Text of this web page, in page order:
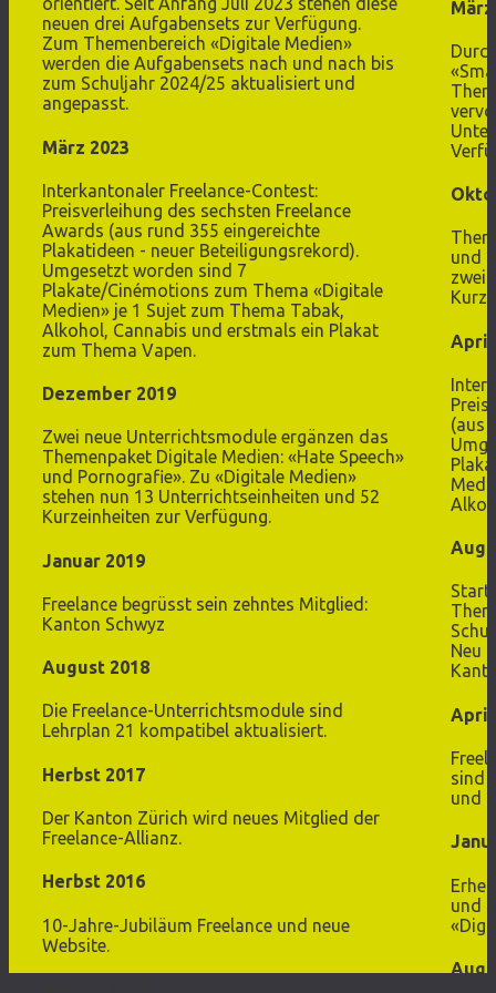
neuen drei Aufgabensets zur Verfügung.
Zum Themenbereich «Digitale Medien»
werden die Aufgabensets nach und nach bis
zum Schuljahr 2024/25 aktualisiert und
angepasst.
März 2023
Interkantonaler Freelance-Contest:
Preisverleihung des sechsten Freelance
Awards (aus rund 355 eingereichte
Plakatideen - neuer Beteiligungsrekord).
Umgesetzt worden sind 7
Plakate/Cinémotions zum Thema «Digitale
Medien» je 1 Sujet zum Thema Tabak,
Alkohol, Cannabis und erstmals ein Plakat
zum Thema Vapen.
Dezember 2019
Zwei neue Unterrichtsmodule ergänzen das
Themenpaket Digitale Medien: «Hate Speech»
und Pornografie». Zu «Digitale Medien»
stehen nun 13 Unterrichtseinheiten und 52
Kurzeinheiten zur Verfügung.
Januar 2019
Freelance begrüsst sein zehntes Mitglied:
Kanton Schwyz
August 2018
Die Freelance-Unterrichtsmodule sind
Lehrplan 21 kompatibel aktualisiert.
Herbst 2017
Der Kanton Zürich wird neues Mitglied der
Freelance-Allianz.
Herbst 2016
10-Jahre-Jubiläum Freelance und neue
Website.
und
zwei
April
(aus
Start
Neu
April
sind
und
und